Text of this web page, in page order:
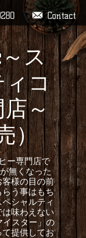
Contact
ス
ィコ
～
）
ー専門店で
無くなった
様の目の前
う事はもち
シャルティ
味わえない
イスター」の
提供してお